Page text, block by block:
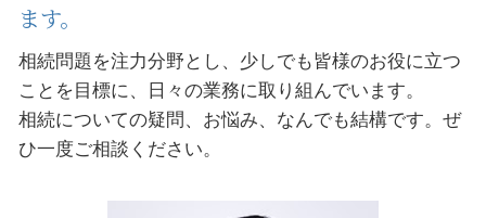
ます。
相続問題を注力分野とし、少しでも皆様のお役に立つ
ことを目標に、日々の業務に取り組んでいます。
相続についての疑問、お悩み、なんでも結構です。ぜ
ひ一度ご相談ください。